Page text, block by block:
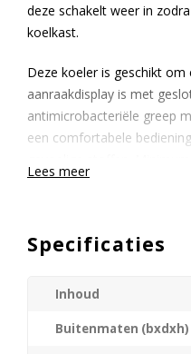
deze schakelt weer in
koelkast.
Deze koeler is geschikt
aanraakdisplay is met
antimicrobacteriële greep
een comfortabele
42 dagen later vanaf het
Er is een mogelijkheid de
Lees meer
Specificaties
Inhoud
Buitenmaten (bxdxh)